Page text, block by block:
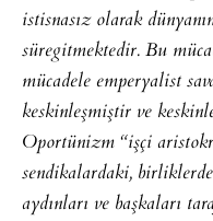
istisnasız olarak
süregitmektedir. Bu
mücadele emperyalist
keskinleşmiştir ve
Oportünizm “işçi
sendikalardaki,
aydınları ve başkaları